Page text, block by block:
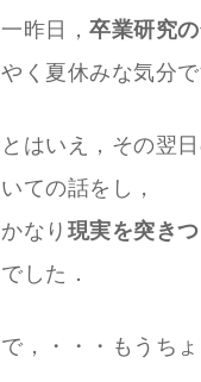
一昨日， 卒業研究
やく夏休みな気分で
とはいえ，その翌
いての話をし，
かなり 現実を突き
でした．
で，・・・もうち